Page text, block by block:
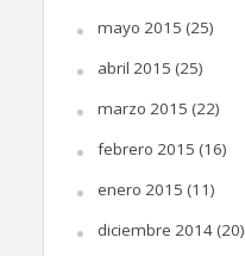
mayo 2015 (25)
abril 2015 (25)
marzo 2015 (22)
febrero 2015 (16)
enero 2015 (11)
diciembre 2014(20)